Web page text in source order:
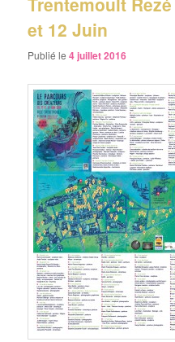
et 12 Juin
Publié le4 juillet 2016